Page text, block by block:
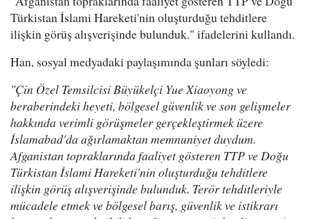
Türkistan İslami Hareketi'nin oluşturduğu tehditlere
ilişkin görüş alışverişinde bulunduk." ifadelerini kullandı.
Han, sosyal medyadaki paylaşımında şunları söyledi:
"Çin Özel Temsilcisi Büyükelçi Yue Xiaoyong ve
beraberindeki heyeti, bölgesel güvenlik ve son gelişmeler
hakkında verimli görüşmeler gerçekleştirmek üzere
İslamabad'da ağırlamaktan memnuniyet duydum.
Afganistan topraklarında faaliyet gösteren TTP ve Doğu
Türkistan İslami Hareketi'nin oluşturduğu tehditlere
ilişkin görüş alışverişinde bulunduk. Terör tehditleriyle
mücadele etmek ve bölgesel barış, güvenlik ve istikrarı